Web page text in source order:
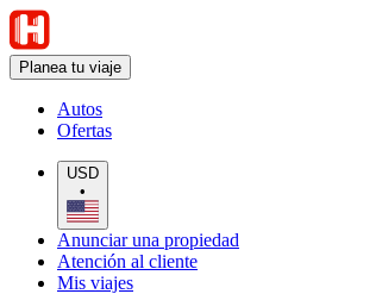
Planea tu viaje
Autos
Ofertas
USD
•
Anunciar una propiedad
Atención al cliente
Mis viajes